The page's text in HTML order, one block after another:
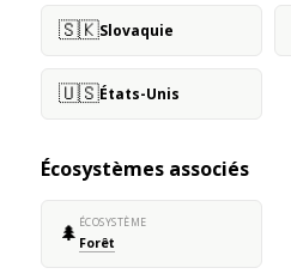
🇸🇰Slovaquie
🇺🇸États-Unis
Écosystèmes associés
🌲 ÉCOSYSTÈME
Forêt